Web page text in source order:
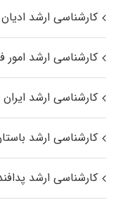
کارشناسی ارشد
کارشناسی ارشد امور
کارشناسی ارشد
کارشناسی ارشد
کارشناسی ارشد